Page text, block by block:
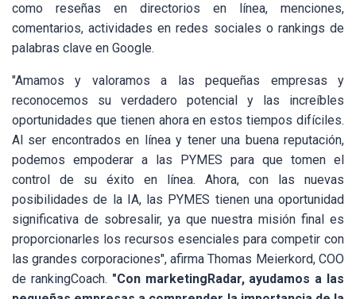
como reseñas en directorios en línea, menciones,
comentarios, actividades en redes sociales o rankings de
palabras clave en Google.
"Amamos y valoramos a las pequeñas empresas y
reconocemos su verdadero potencial y las increíbles
oportunidades que tienen ahora en estos tiempos difíciles.
Al ser encontrados en línea y tener una buena reputación,
podemos empoderar a las PYMES para que tomen el
control de su éxito en línea. Ahora, con las nuevas
posibilidades de la IA, las PYMES tienen una oportunidad
significativa de sobresalir, ya que nuestra misión final es
proporcionarles los recursos esenciales para competir con
las grandes corporaciones", afirma Thomas Meierkord, COO
de rankingCoach. "Con marketingRadar, ayudamos a las